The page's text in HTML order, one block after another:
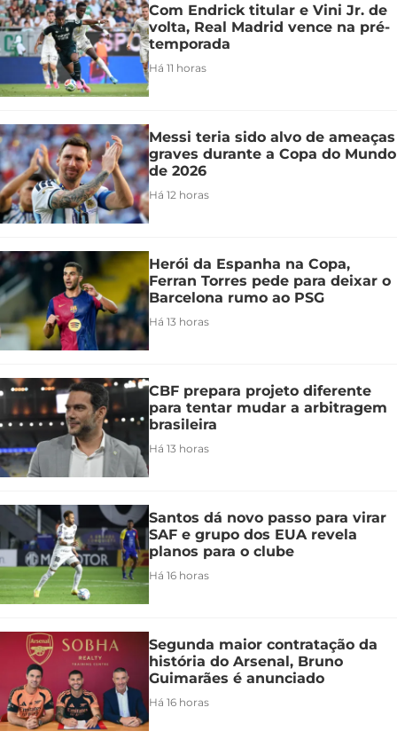
Com Endrick titular e Vini Jr. de
volta, Real Madrid vence na pré-
temporada
Há 11 horas
Messi teria sido alvo de ameaças
graves durante a Copa do Mundo
de 2026
Há 12 horas
Herói da Espanha na Copa,
Ferran Torres pede para deixar o
Barcelona rumo ao PSG
Há 13 horas
CBF prepara projeto diferente
para tentar mudar a arbitragem
brasileira
Há 13 horas
Santos dá novo passo para virar
SAF e grupo dos EUA revela
planos para o clube
Há 16 horas
Segunda maior contratação da
história do Arsenal, Bruno
Guimarães é anunciado
Há 16 horas